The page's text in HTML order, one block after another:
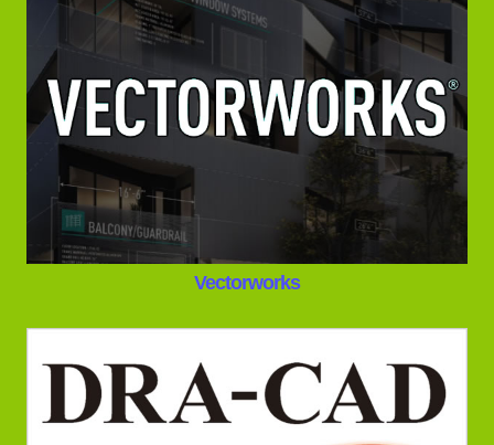
Vectorworks